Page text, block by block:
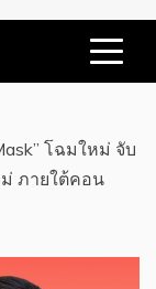
โฉมใหม่ จับ
ภายใต้คอน